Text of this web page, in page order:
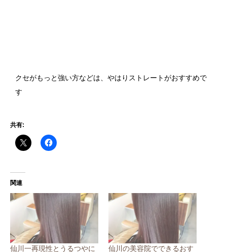
クセがもっと強い方などは、やはりストレートがおすすめで
す
共有:
関連
仙川一再現性とうるつやに
仙川の美容院でできるおす